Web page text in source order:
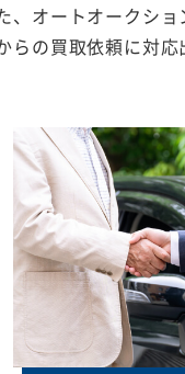
、オートオークシ
の買取依頼に対応